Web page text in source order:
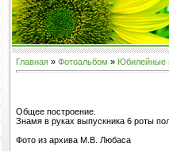
Главная » Фотоальбом » Юбилейные
Общее построение.
Знамя в руках выпускника 6 роты
Фото из архива М.В. Любаса